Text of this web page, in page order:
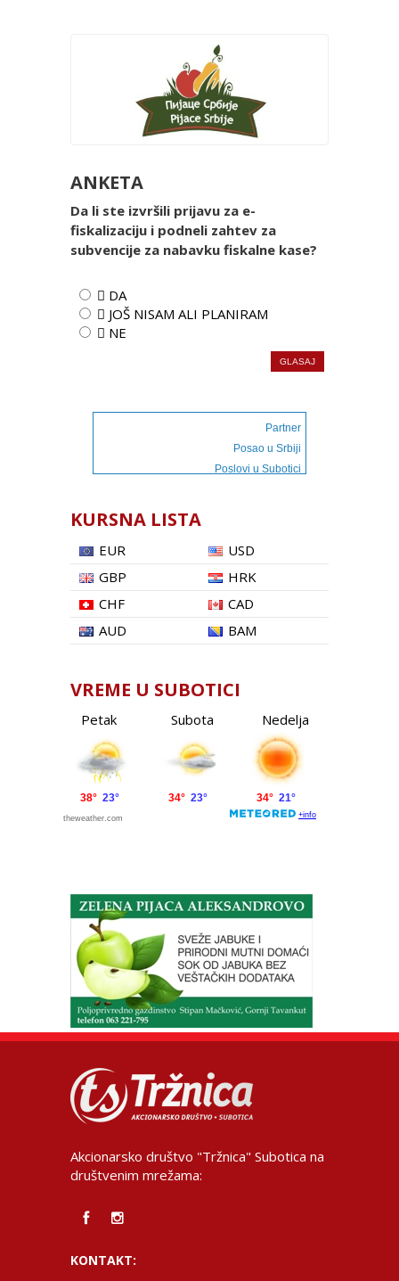
ANKETA
Da li ste izvršili prijavu za e-
fiskalizaciju i podneli zahtev za
subvencije za nabavku fiskalne kase?
 DA
 JOŠ NISAM ALI PLANIRAM
 NE
Partner
Posao u Srbiji
Poslovi u Subotici
KURSNA LISTA
EUR
USD
GBP
HRK
CHF
CAD
AUD
BAM
VREME U SUBOTICI
Petak Subota Nedelja
Akcionarsko društvo "Tržnica" Subotica na
društvenim mrežama:
KONTAKT: